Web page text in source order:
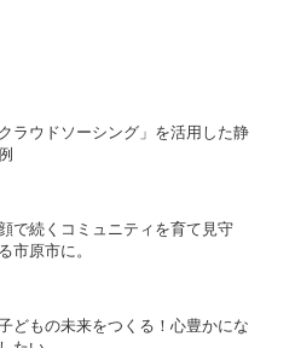
ラウドソーシング」を活用した静
で続くコミュニティを育て見守
市原市に。
どもの未来をつくる！心豊かにな